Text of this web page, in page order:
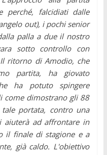
perché, falcidiati dalle
out), i pochi senior
palla a due il nostro
sotto controllo con
ritorno di Amodio, che
partita, ha giovato
ha potuto spingere
come dimostrano gli 88
portata, contro una
aiuterà ad affrontare in
il finale di stagione e a
già caldo. L'obiettivo